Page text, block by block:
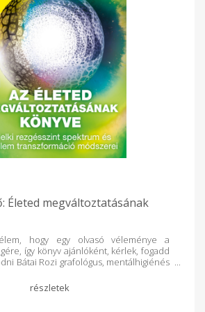
Életed megváltoztatásának
hogy egy olvasó véleménye a
így könyv ajánlóként, kérlek, fogadd
Bátai Rozi grafológus, mentálhigiénés
a könyvre? Akkor nagyon figyelj, mert a
bemutatandó valóság az